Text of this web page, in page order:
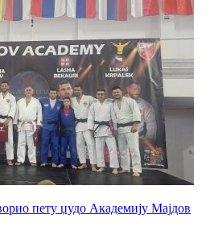
пету џудо Академију Мајдов